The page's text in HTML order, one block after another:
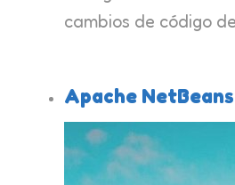
cambios de código
Apache NetBeans